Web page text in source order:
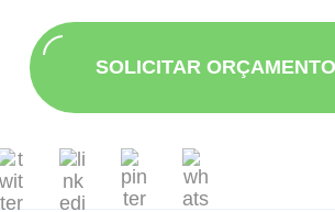
SOLICITAR ORÇAMENTO